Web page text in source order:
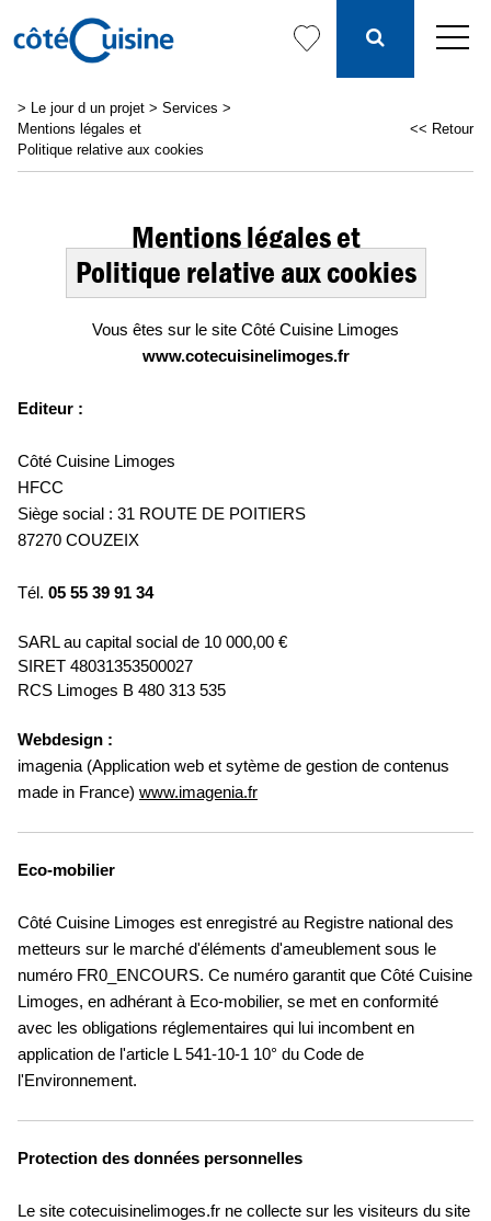
> Le jour d un projet > Services >
Mentions légales et
Politique relative aux cookies
<< Retour
Mentions légales et
Politique relative aux cookies
Vous êtes sur le site Côté Cuisine Limoges
www.cotecuisinelimoges.fr
Editeur :
Côté Cuisine Limoges
HFCC
Siège social : 31 ROUTE DE POITIERS
87270 COUZEIX
Tél. 05 55 39 91 34
SARL au capital social de 10 000,00 €
SIRET 48031353500027
RCS Limoges B 480 313 535
Webdesign :
imagenia (Application web et sytème de gestion de contenus
made in France) www.imagenia.fr
Eco-mobilier
Côté Cuisine Limoges est enregistré au Registre national des
metteurs sur le marché d'éléments d'ameublement sous le
numéro FR0_ENCOURS. Ce numéro garantit que Côté Cuisine
Limoges, en adhérant à Eco-mobilier, se met en conformité
avec les obligations réglementaires qui lui incombent en
application de l'article L 541-10-1 10° du Code de
l'Environnement.
Protection des données personnelles
Le site cotecuisinelimoges.fr ne collecte sur les visiteurs du site